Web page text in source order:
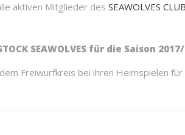
aktiven Mitglieder des SEAWOLVES
SEAWOLVES für die Saison
Freiwurfkreis bei ihren Heimspielen